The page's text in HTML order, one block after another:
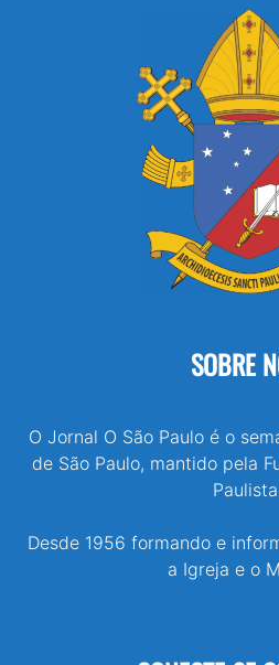
SOBRE
O Jornal O São Paulo é o
de São Paulo, mantido pela
Desde 1956 formando e
a Igreja e o